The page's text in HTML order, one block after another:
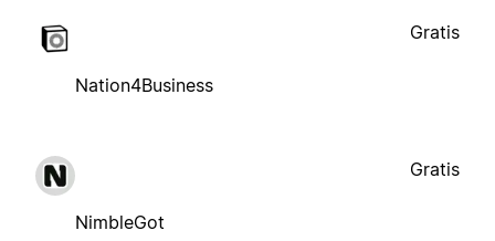
Nation4Business
Gratis
NimbleGot
Gratis